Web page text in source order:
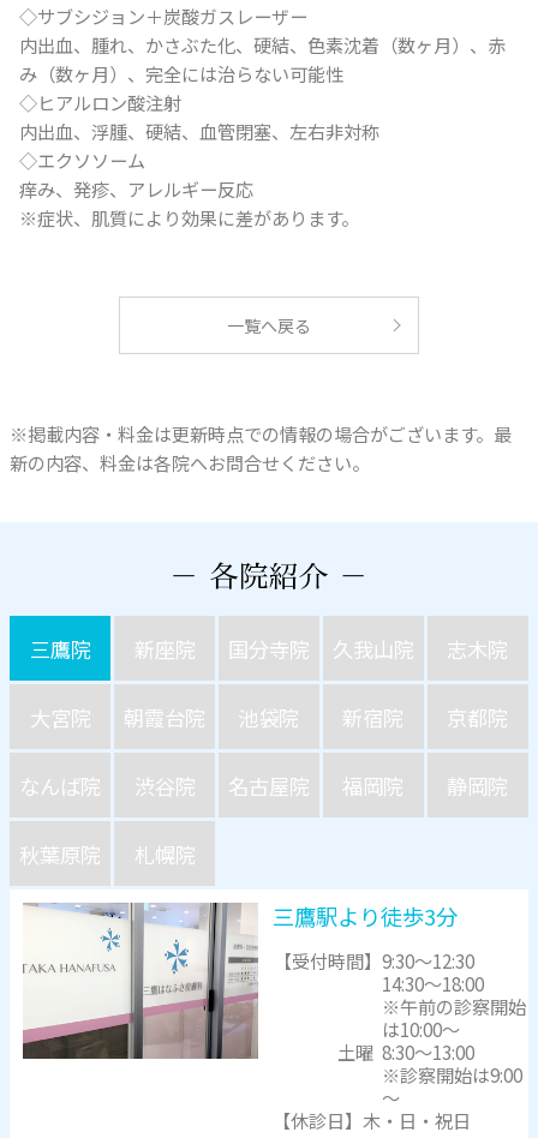
◇サブシジョン＋炭酸ガスレーザー
内出血、腫れ、かさぶた化、硬結、色素沈着（数ヶ月）、赤
み（数ヶ月）、完全には治らない可能性
◇ヒアルロン酸注射
内出血、浮腫、硬結、血管閉塞、左右非対称
◇エクソソーム
痒み、発疹、アレルギー反応
※症状、肌質により効果に差があります。
一覧へ戻る
※掲載内容・料金は更新時点での情報の場合がございます。最
新の内容、料金は各院へお問合せください。
三鷹院 新座院 国分寺院 久我山院 志木院
大宮院 朝霞台院 池袋院 新宿院 京都院
なんば院 渋谷院 名古屋院 福岡院 静岡院
秋葉原院 札幌院
三鷹駅より徒歩3分
【受付時間】9:30～12:30
14:30～18:00
※午前の診察開始
は10:00～
土曜 8:30～13:00
※診察開始は9:00
～
【休診日】木・日・祝日